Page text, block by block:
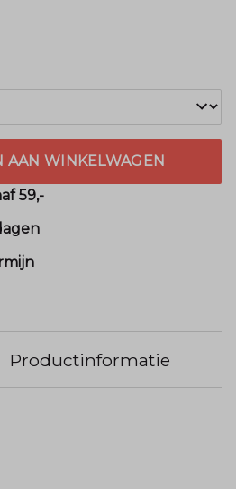
AAN WINKELWAGEN
59,-
Productinformatie